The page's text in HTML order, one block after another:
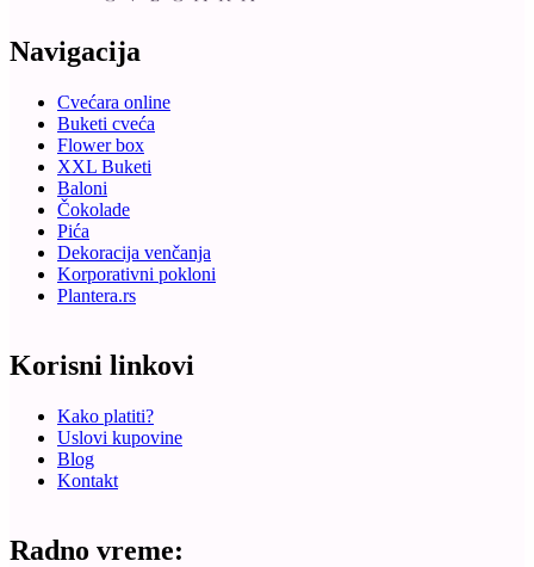
Navigacija
Cvećara online
Buketi cveća
Flower box
XXL Buketi
Baloni
Čokolade
Pića
Dekoracija venčanja
Korporativni pokloni
Plantera.rs
Korisni linkovi
Kako platiti?
Uslovi kupovine
Blog
Kontakt
Radno vreme: